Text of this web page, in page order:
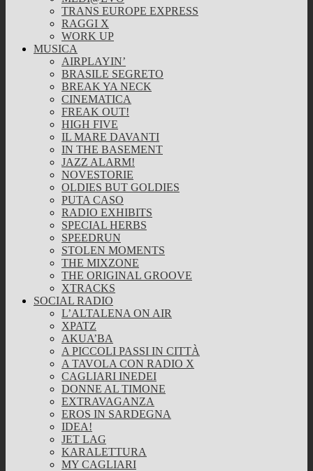
TRANS EUROPE EXPRESS
RAGGI X
WORK UP
MUSICA
AIRPLAYIN’
BRASILE SEGRETO
BREAK YA NECK
CINEMATICA
FREAK OUT!
HIGH FIVE
IL MARE DAVANTI
IN THE BASEMENT
JAZZ ALARM!
NOVESTORIE
OLDIES BUT GOLDIES
PUTA CASO
RADIO EXHIBITS
SPECIAL HERBS
SPEEDRUN
STOLEN MOMENTS
THE MIXZONE
THE ORIGINAL GROOVE
XTRACKS
SOCIAL RADIO
L’ALTALENA ON AIR
XPATZ
AKUA’BA
A PICCOLI PASSI IN CITTÀ
A TAVOLA CON RADIO X
CAGLIARI INEDEI
DONNE AL TIMONE
EXTRAVAGANZA
EROS IN SARDEGNA
IDEA!
JET LAG
KARALETTURA
MY CAGLIARI